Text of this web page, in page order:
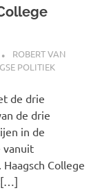
ROBERT VAN
POLITIEK
de drie
de drie
in de
vanuit
College